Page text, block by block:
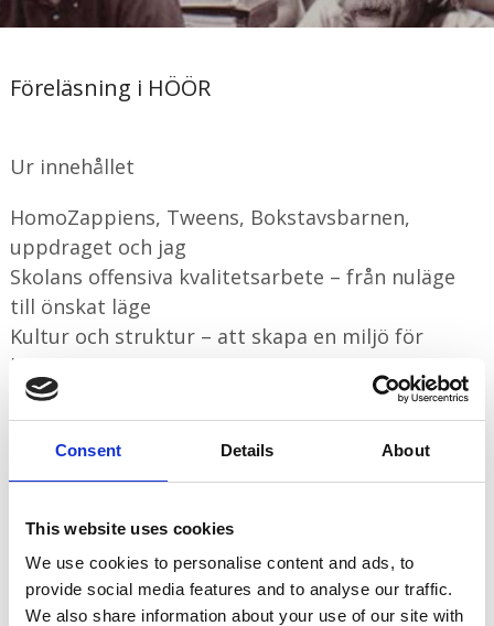
Consent Details About
This website uses cookies
We use cookies to personalise content and ads, to
provide social media features and to analyse our traffic.
We also share information about your use of our site with
Föreläsning i HÖÖR
Ur innehållet
HomoZappiens, Tweens, Bokstavsbarnen,
uppdraget och jag
Skolans offensiva kvalitetsarbete – från nuläge
till önskat läge
Kultur och struktur – att skapa en miljö för
lärande
Att systematisera och förbättra vårt
vardagsarbete – skolans huvudprocesser
Fritidsprocessen + undervisningsprocessen = fler
elever som når målen
Kommunikation och konflikthantering som
förbättrar jaget, laget och skolan